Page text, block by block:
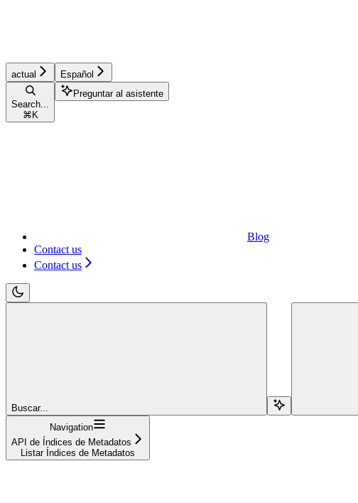
actual Español
Search...
⌘ K
Preguntar al asistente
Blog
Contact us
Contact us
Buscar...
Navigation
API de Índices de Metadatos
Listar Índices de Metadatos